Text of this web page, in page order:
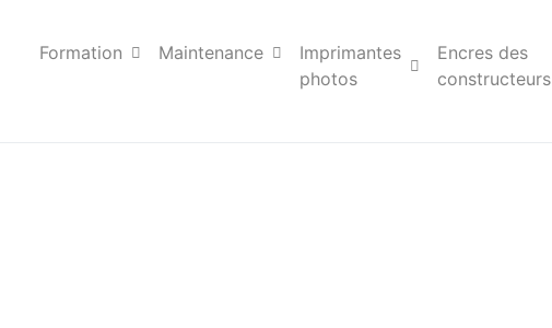
Formation Maintenance
Imprimantes
photos
Encres des
constructeurs